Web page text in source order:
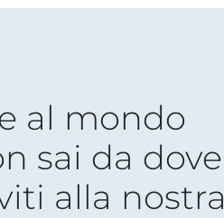
al mondo
sai da dove
alla nostra